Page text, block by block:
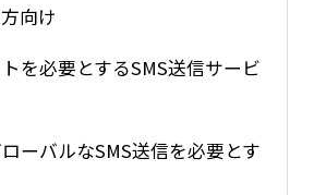
向け
を必要とするSMS送信サービ
ーバルなSMS送信を必要とす